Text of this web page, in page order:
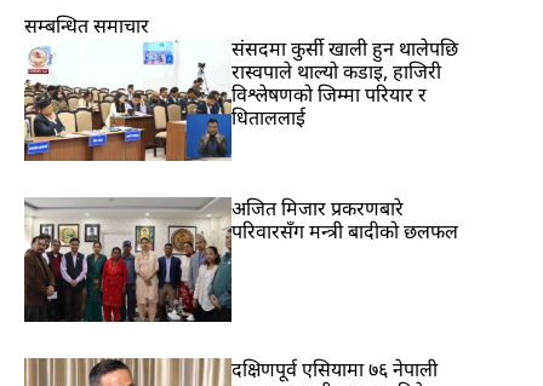
सम्बन्धित समाचार
संसदमा कुर्सी खाली हुन थालेपछि
रास्वपाले थाल्यो कडाइ, हाजिरी
विश्लेषणको जिम्मा परियार र
धिताललाई
अजित मिजार प्रकरणबारे
परिवारसँग मन्त्री बादीको छलफल
दक्षिणपूर्व एसियामा ७६ नेपाली